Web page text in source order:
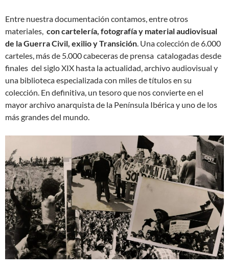
Entre nuestra documentación contamos, entre otros
materiales, con cartelería, fotografía y material audiovisual
de la Guerra Civil, exilio y Transición. Una colección de 6.000
carteles, más de 5.000 cabeceras de prensa catalogadas desde
finales del siglo XIX hasta la actualidad, archivo audiovisual y
una biblioteca especializada con miles de títulos en su
colección. En definitiva, un tesoro que nos convierte en el
mayor archivo anarquista de la Península Ibérica y uno de los
más grandes del mundo.